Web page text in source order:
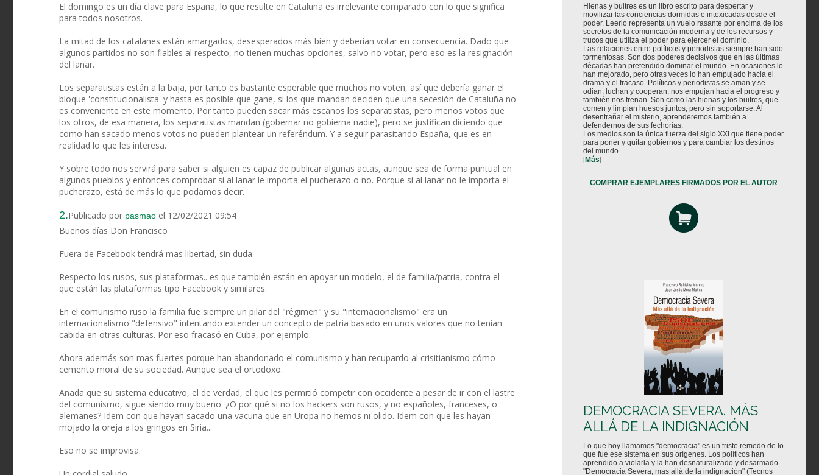
El domingo es un día clave para España, lo que resulte en Cataluña es irrelevante comparado con lo que significa
para todos nosotros.
La mitad de los catalanes están amargados, desesperados más bien y deberían votar en consecuencia. Dado que
algunos partidos no son fiables al respecto, no tienen muchas opciones, salvo no votar, pero eso es la resignación
del lanar.
Los separatistas están a la baja, por tanto es bastante esperable que muchos no voten, así que debería ganar el
bloque 'constitucionalista' y hasta es posible que gane, si los que mandan deciden que una secesión de Cataluña no
es conveniente en este momento. Por tanto pueden sacar más escaños los separatistas, pero menos votos que
los otros, de esa manera, los separatistas mandan (gobernar no gobierna nadie), pero se justifican diciendo que
como han sacado menos votos no pueden plantear un referéndum. Y a seguir parasitando España, que es en
realidad lo que les interesa.
Y sobre todo nos servirá para saber si alguien es capaz de publicar algunas actas, aunque sea de forma puntual en
algunos pueblos y entonces comprobar si al lanar le importa el pucherazo o no. Porque si al lanar no le importa el
pucherazo, está de más lo que podamos decir.
2.Publicado por pasmao el 12/02/2021 09:54
Buenos días Don Francisco
Fuera de Facebook tendrá mas libertad, sin duda.
Respecto los rusos, sus plataformas.. es que también están en apoyar un modelo, el de familia/patria, contra el
que están las plataformas tipo Facebook y similares.
En el comunismo ruso la familia fue siempre un pilar del "régimen" y su "internacionalismo" era un
internacionalismo "defensivo" intentando extender un concepto de patria basado en unos valores que no tenían
cabida en otras culturas. Por eso fracasó en Cuba, por ejemplo.
Ahora además son mas fuertes porque han abandonado el comunismo y han recupardo al crisitianismo cómo
cemento moral de su sociedad. Aunque sea el ortodoxo.
Añada que su sistema educativo, el de verdad, el que les permitió competir con occidente a pesar de ir con el lastre
del comunismo, sigue siendo muy bueno. ¿O por qué si no los hackers son rusos, y no españoles, franceses, o
alemanes? Idem con que hayan sacado una vacuna que en Uropa no hemos ni olido. Idem con que les hayan
mojado la oreja a los gringos en Siria...
Eso no se improvisa.
Hienas y buitres es un libro escrito para despertar y
movilizar las conciencias dormidas e intoxicadas desde el
poder. Leerlo representa un vuelo rasante por encima de los
secretos de la comunicación moderna y de los recursos y
trucos que utiliza el poder para ejercer el dominio.
Las relaciones entre políticos y periodistas siempre han sido
tormentosas. Son dos poderes decisivos que en las últimas
décadas han pretendido dominar el mundo. En ocasiones lo
han mejorado, pero otras veces lo han empujado hacia el
drama y el fracaso. Políticos y periodistas se aman y se
odian, luchan y cooperan, nos empujan hacia el progreso y
también nos frenan. Son como las hienas y los buitres, que
comen y limpian huesos juntos, pero sin soportarse. Al
desentrañar el misterio, aprenderemos también a
defendernos de sus fechorías.
Los medios son la única fuerza del siglo XXI que tiene poder
para poner y quitar gobiernos y para cambiar los destinos
del mundo.
[Más]
COMPRAR EJEMPLARES FIRMADOS POR EL AUTOR
DEMOCRACIA SEVERA. MÁS
ALLÁ DE LA INDIGNACIÓN
Lo que hoy llamamos "democracia" es un triste remedo de lo
que fue ese sistema en sus orígenes. Los políticos han
aprendido a violarla y la han desnaturalizado y desarmado.
"Democracia Severa, mas allá de la indignación" (Tecnos